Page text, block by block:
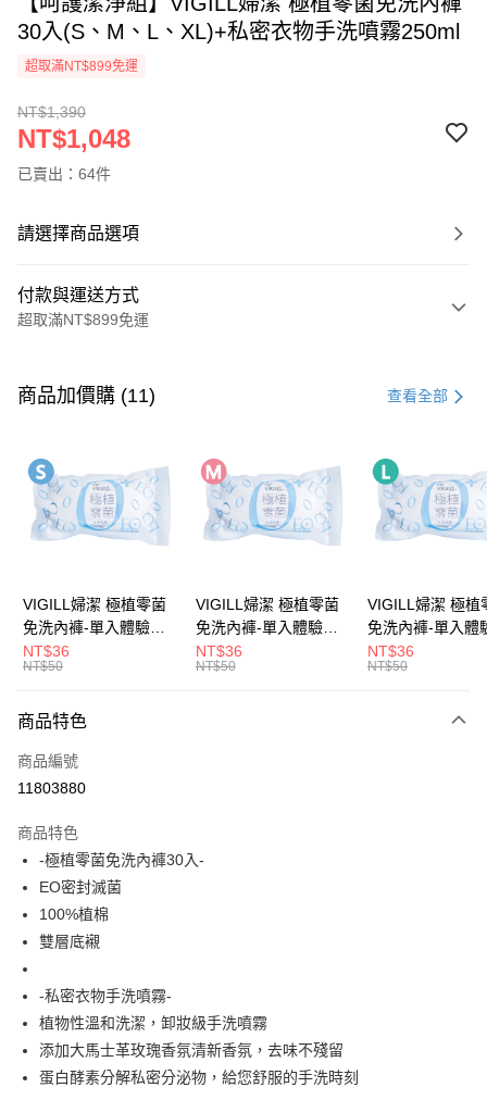
30入(S、M、L、XL)+私密衣物手洗噴霧250ml
超取滿NT$899免運
NT$1,390
NT$1,048
已賣出：64件
請選擇商品選項
付款與運送方式
超取滿NT$899免運
信用卡一次付款
LINE Pay
Apple Pay
Google Pay
全盈+PAY
大哥付你分期
【大哥付你分期使用說明】
1.本服務由台灣大哥大提供，台灣大哥大用戶可立即使用無須另外申請。
流程，驗證手機門號後，選擇欲分期的期數、繳款截止日，確認付款後即完
成交易。
3.實際核准額度、可分期數及費用金額請依後續交易確認頁面所載為準。
4.訂單成立30分鐘內，如未前往確認交易或遇審核未通過，訂單將自動取
法說明評估內容。
【繳款方式說明】
2.透過簡訊連結打開帳單後，可選擇「超商條碼／台灣大直營門市／銀行轉
帳／街口支付／iPASS MONEY」等通路繳費。
【注意事項】
1.本服務係由「台灣大哥大股份有限公司」（以下簡稱本公司）所提供，讓
AFTEE先享後付
【關於「AFTEE先享後付」】
AFTEE先享後付是「在收到商品之後才付款」的支付方式。 讓您購物簡單
便利好安心！
１．簡單：不需註冊會員、不需綁卡、不需儲值。
２．便利：只要手機號碼，簡訊認證，即可結帳。
３．安心：先確認商品／服務後，再付款。
【「AFTEE先享後付」結帳流程】
１．於結帳方式選擇「AFTEE先享後付」後，將跳轉至「AFTEE先享後付」
２．訂單成立數日內，您將收到繳費通知簡訊。
３．收到繳費通知簡訊後14天內，點擊此簡訊中的連結，可透過四大超商／
ATM／網路銀行／等多元方式進行付款，方視為交易完成。
※ 請注意：結帳手續完成當下不需立刻繳費，但若您需要取消訂單，請聯絡
ATM付款
全家取貨付款
每筆NT$65，滿NT$899(含以上)免運費
7-11取貨付款
宅配
商品加價購 (11) 查看全部
VIGILL婦潔 極植零菌
免洗內褲-單入體驗包
(S) ◇完美服貼。零束
縛◇
NT$36
NT$50
VIGILL婦潔 極植零菌
免洗內褲-單入體驗包
(M) ◇完美服貼。零束
縛◇
NT$36
NT$50
VIGILL婦潔 極植
免洗內褲-單入體
(L) ◇完美服貼。零束
縛◇
NT$36
NT$50
商品特色
商品編號
11803880
商品特色
-極植零菌免洗內褲30入-
EO密封滅菌
100%植棉
雙層底襯
-私密衣物手洗噴霧-
植物性溫和洗潔，卸妝級手洗噴霧
添加大馬士革玫瑰香氛清新香氛，去味不殘留
蛋白酵素分解私密分泌物，給您舒服的手洗時刻